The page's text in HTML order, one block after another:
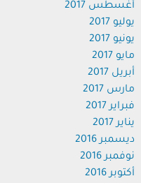
أغسطس 2017
يوليو 2017
يونيو 2017
مايو 2017
أبريل 2017
مارس 2017
فبراير 2017
يناير 2017
ديسمبر 2016
نوفمبر 2016
أكتوبر 2016